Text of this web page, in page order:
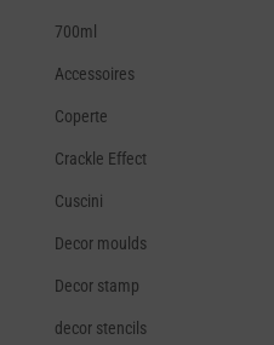
700ml
Accessoires
Coperte
Crackle Effect
Cuscini
Decor moulds
Decor stamp
decor stencils